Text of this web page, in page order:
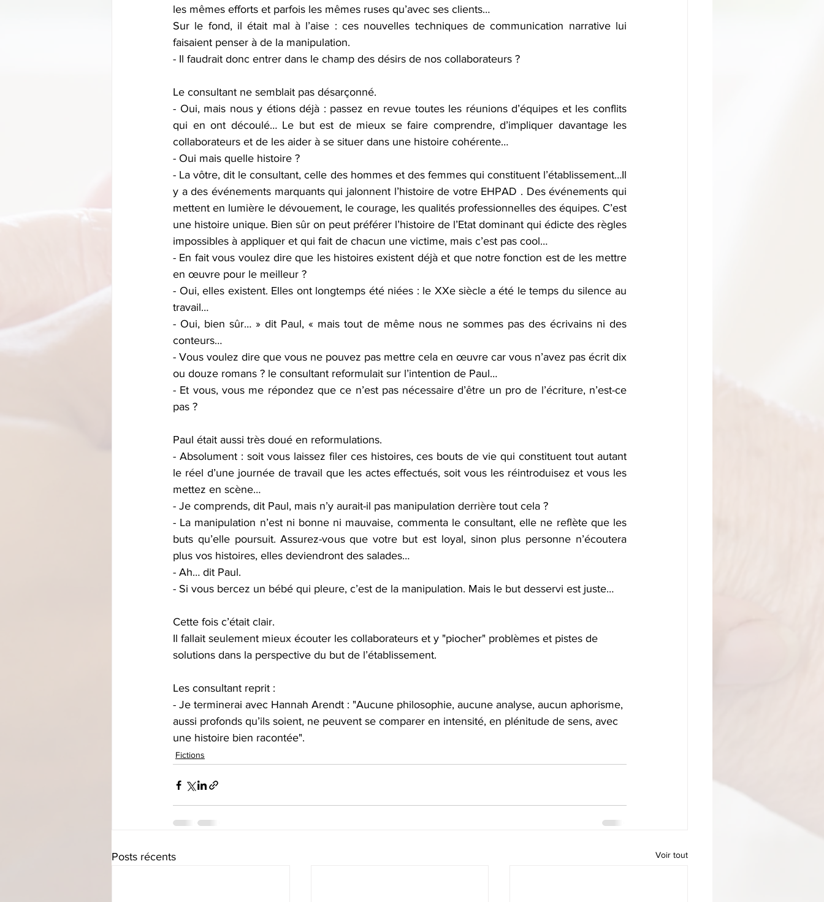
les mêmes efforts et parfois les mêmes ruses qu’avec ses clients…
Sur le fond, il était mal à l’aise : ces nouvelles techniques de communication narrative lui
faisaient penser à de la manipulation.
- Il faudrait donc entrer dans le champ des désirs de nos collaborateurs ?
Le consultant ne semblait pas désarçonné.
- Oui, mais nous y étions déjà : passez en revue toutes les réunions d’équipes et les conflits
qui en ont découlé… Le but est de mieux se faire comprendre, d’impliquer davantage les
collaborateurs et de les aider à se situer dans une histoire cohérente…
- Oui mais quelle histoire ?
- La vôtre, dit le consultant, celle des hommes et des femmes qui constituent l’établissement…Il
y a des événements marquants qui jalonnent l’histoire de votre EHPAD . Des événements qui
mettent en lumière le dévouement, le courage, les qualités professionnelles des équipes. C’est
une histoire unique. Bien sûr on peut préférer l’histoire de l’Etat dominant qui édicte des règles
impossibles à appliquer et qui fait de chacun une victime, mais c’est pas cool…
- En fait vous voulez dire que les histoires existent déjà et que notre fonction est de les mettre
en œuvre pour le meilleur ?
- Oui, elles existent. Elles ont longtemps été niées : le XXe siècle a été le temps du silence au
travail…
- Oui, bien sûr… » dit Paul, « mais tout de même nous ne sommes pas des écrivains ni des
conteurs…
- Vous voulez dire que vous ne pouvez pas mettre cela en œuvre car vous n’avez pas écrit dix
ou douze romans ? le consultant reformulait sur l’intention de Paul…
- Et vous, vous me répondez que ce n’est pas nécessaire d’être un pro de l’écriture, n’est-ce
pas ?
Paul était aussi très doué en reformulations.
- Absolument : soit vous laissez filer ces histoires, ces bouts de vie qui constituent tout autant
le réel d’une journée de travail que les actes effectués, soit vous les réintroduisez et vous les
mettez en scène…
- Je comprends, dit Paul, mais n’y aurait-il pas manipulation derrière tout cela ?
- La manipulation n’est ni bonne ni mauvaise, commenta le consultant, elle ne reflète que les
buts qu’elle poursuit. Assurez-vous que votre but est loyal, sinon plus personne n’écoutera
plus vos histoires, elles deviendront des salades…
- Ah… dit Paul.
- Si vous bercez un bébé qui pleure, c’est de la manipulation. Mais le but desservi est juste…
Cette fois c’était clair.
Il fallait seulement mieux écouter les collaborateurs et y "piocher" problèmes et pistes de
solutions dans la perspective du but de l’établissement.
Les consultant reprit :
- Je terminerai avec Hannah Arendt : "Aucune philosophie, aucune analyse, aucun aphorisme,
aussi profonds qu’ils soient, ne peuvent se comparer en intensité, en plénitude de sens, avec
une histoire bien racontée".
Fictions
Posts récents Voir tout